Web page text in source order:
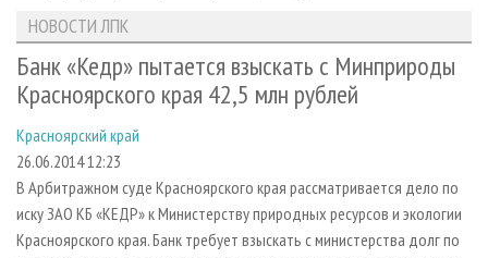
ЛЕСОЗАГОТОВКА
ЛЕСОПИЛЕНИЕ
СУШКА ДРЕВЕСИНЫ
ПРОИЗВОДСТВО ДРЕВЕСНЫХ ПЛИТ
ДЕРЕВЯННОЕ ДОМОСТРОЕНИЕ
НОВОСТИ ЛПК
НОВОСТИ ЖУРНАЛА
ПРОЕКТЫ ЛПИ
АНАЛИТИКА
ПРЕДПРИЯТИЯ ЛПК
ПЕРСОНЫ
МОБИЛЬНЫЕ ВЫСТАВКИ
ОФИЦИАЛЬНЫЕ ДЕЛЕГАЦИИ
АРХИВ ЖУРНАЛОВ
О ЖУРНАЛЕ
ПОДПИСКА
КОНТАКТЫ
РЕКЛАМОДАТЕЛЯМ
РЕКЛАМА
РЕКЛАМА НА САЙТЕ
НОВОСТИ ЛПК
Банк «Кедр» пытается взыскать с Минприроды
Красноярского края 42,5 млн рублей
Красноярский край
26.06.2014 12:23
В Арбитражном суде Красноярского края рассматривается дело по
иску ЗАО КБ «КЕДР» к Министерству природных ресурсов и экологии
Красноярского края. Банк требует взыскать с министерства долг по